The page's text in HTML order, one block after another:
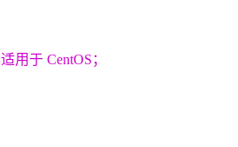
用于 CentOS；